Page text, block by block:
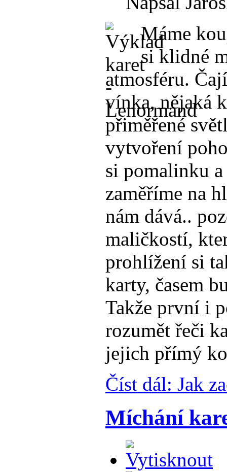
Máme
si klidné
atmosféru.
vínka, nějaká
přiměřené
vytvoření
si pomalinku
zaměříme na
nám dává..
maličkostí,
prohlížení si
karty, časem
Takže první i
rozumět řeči
jejich přímý
Číst dál: Jak
Míchání